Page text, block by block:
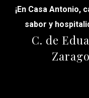
¡En Casa Antonio,
sabor y
C. de